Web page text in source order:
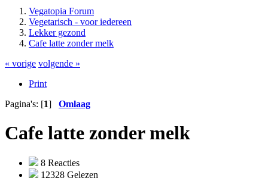
Vegatopia Forum
Vegetarisch - voor iedereen
Lekker gezond
Cafe latte zonder melk
« vorige volgende »
Print
Pagina's: [1] Omlaag
Cafe latte zonder melk
8 Reacties
12328 Gelezen